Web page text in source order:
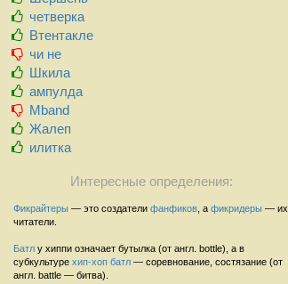
четверка
Втентакле
чи не
Шкила
ампулда
Mband
Жалеп
илитка
Интересные определения:
Фикрайтеры — это создатели фанфиков , а фикридеры — их
читатели.
Батл у хиппи означает бутылка (от англ. bottle), а в
субкультуре хип-хоп батл — соревнование, состязание (от
англ. battle — битва).